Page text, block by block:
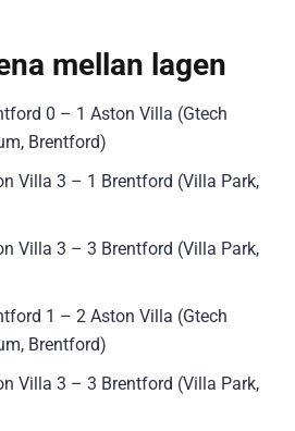
mellan lagen
0 – 1 Aston Villa (Gtech
Brentford)
Villa 3 – 1 Brentford (Villa Park,
Villa 3 – 3 Brentford (Villa Park,
1 – 2 Aston Villa (Gtech
Brentford)
Villa 3 – 3 Brentford (Villa Park,